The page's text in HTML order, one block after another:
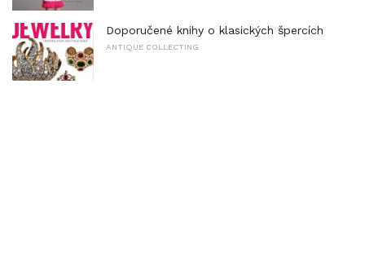
Doporučené knihy o klasických špercích
ANTIQUE COLLECTING